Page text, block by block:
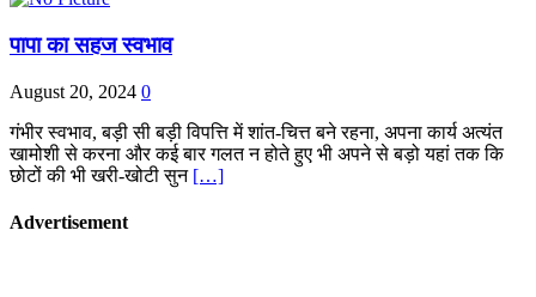
पापा का सहज स्वभाव
August 20, 2024 0
गंभीर स्वभाव, बड़ी सी बड़ी विपत्ति में शांत-चित्त बने रहना, अपना कार्य अत्यंत
खामोशी से करना और कई बार गलत न होते हुए भी अपने से बड़ो यहां तक कि
छोटों की भी खरी-खोटी सुन […]
Advertisement